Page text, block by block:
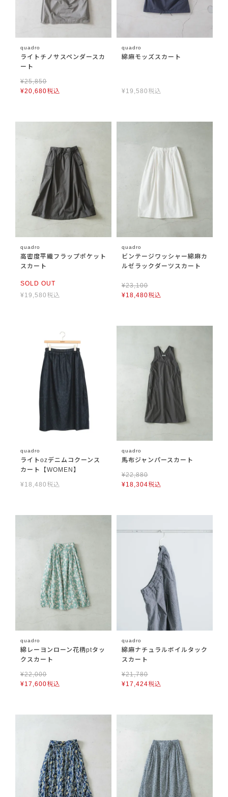
quadro
ライトチノサスペンダースカ
ート
¥25,850
¥20,680税込
quadro
綿麻モッズスカート
¥19,580 税込
quadro
高密度平織フラップポケット
スカート
SOLD OUT
¥19,580 税込
quadro
ビンテージワッシャー綿麻カ
ルゼラックダーツスカート
¥23,100
¥18,480税込
quadro
ライトozデニムコクーンス
カート【WOMEN】
¥18,480 税込
quadro
馬布ジャンパースカート
¥22,880
¥18,304税込
quadro
綿レーヨンローン花柄ptタッ
クスカート
¥22,000
¥17,600税込
quadro
綿麻ナチュラルボイルタック
スカート
¥21,780
¥17,424税込